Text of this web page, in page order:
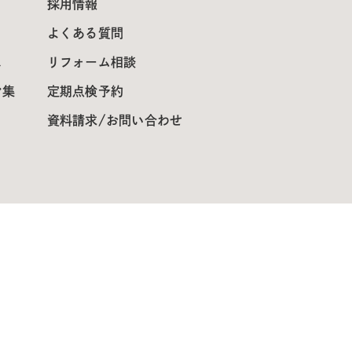
集
採用情報
よくある質問
リフォーム相談
定期点検予約
資料請求/お問い合わせ